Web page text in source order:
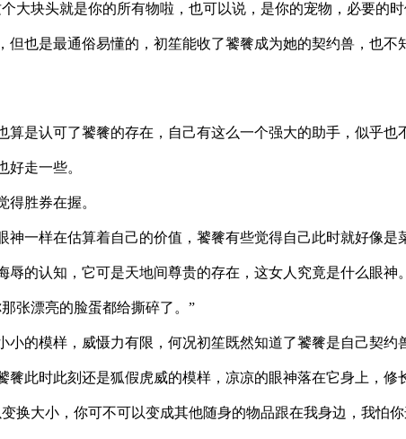
头就是你的所有物啦，也可以说，是你的宠物，必要的时
最通俗易懂的，初笙能收了饕餮成为她的契约兽，也不知
可了饕餮的存在，自己有这么一个强大的助手，似乎也不
走一些。
胜券在握。
在估算着自己的价值，饕餮有些觉得自己此时就好像是菜
知，它可是天地间尊贵的存在，这女人究竟是什么眼神。
漂亮的脸蛋都给撕碎了。”
样，威慑力有限，何况初笙既然知道了饕餮是自己契约兽
此刻还是狐假虎威的模样，凉凉的眼神落在它身上，修长
小，你可不可以变成其他随身的物品跟在我身边，我怕你